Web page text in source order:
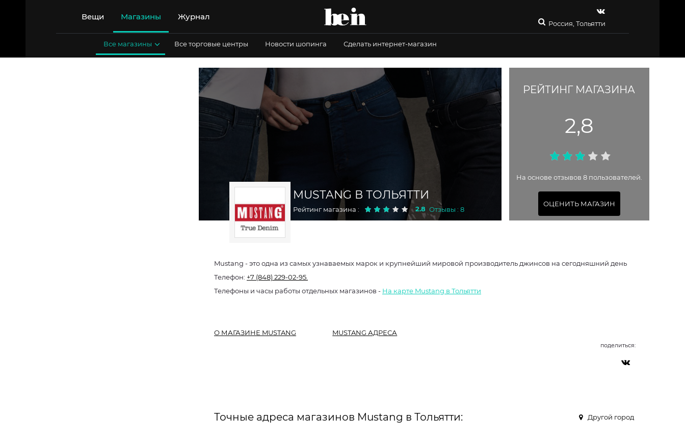
Вещи Магазины Журнал
Россия, Тольятти
Все магазины Все торговые центры Новости шопинга Сделать интернет-магазин
MUSTANG В ТОЛЬЯТТИ
Рейтинг магазина : 2.8 Отзывы : 8
РЕЙТИНГ МАГАЗИНА
2,8
На основе отзывов 8 пользователей.
ОЦЕНИТЬ МАГАЗИН
Mustang - это одна из самых узнаваемых марок и крупнейший мировой производитель джинсов на сегодняшний день
Телефон: +7 (848) 229-02-95.
Телефоны и часы работы отдельных магазинов - На карте Mustang в Тольятти
О МАГАЗИНЕ MUSTANG MUSTANG АДРЕСА
поделиться:
Точные адреса магазинов Mustang в Тольятти: Другой город